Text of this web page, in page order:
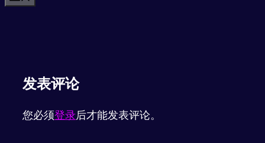
发表评论
您必须登录后才能发表评论。